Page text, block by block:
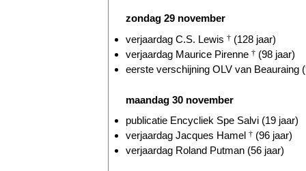
zondag 29 november
verjaardag C.S. Lewis † (128 jaar)
verjaardag Maurice Pirenne † (98 jaar)
eerste verschijning OLV van Beauraing
maandag 30 november
publicatie Encycliek Spe Salvi (19 jaar)
verjaardag Jacques Hamel † (96 jaar)
verjaardag Roland Putman (56 jaar)